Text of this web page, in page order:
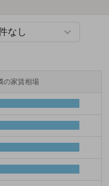
の家賃相場